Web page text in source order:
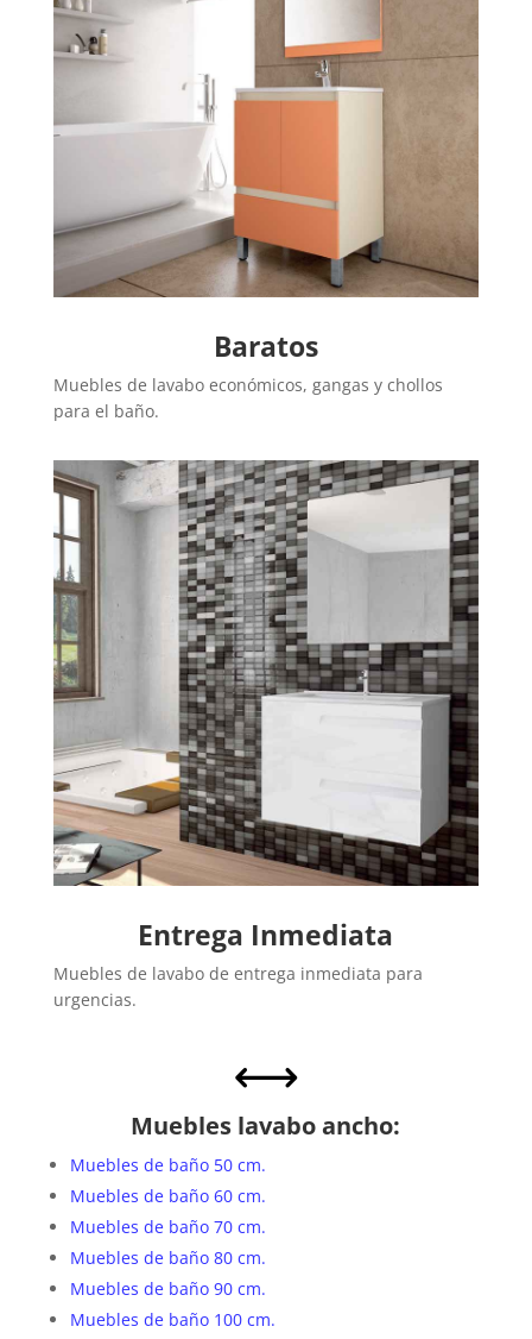
Baratos
Muebles de lavabo económicos, gangas y chollos
para el baño.
Entrega Inmediata
Muebles de lavabo de entrega inmediata para
urgencias.
,
Muebles lavabo ancho:
Muebles de baño 50 cm.
Muebles de baño 60 cm.
Muebles de baño 70 cm.
Muebles de baño 80 cm.
Muebles de baño 90 cm.
Muebles de baño 100 cm.